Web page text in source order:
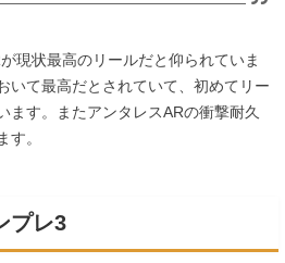
現状最高のリールだと仰られていま
いて最高だとされていて、初めてリー
ます。またアンタレスARの衝撃耐久
す。
プレ3